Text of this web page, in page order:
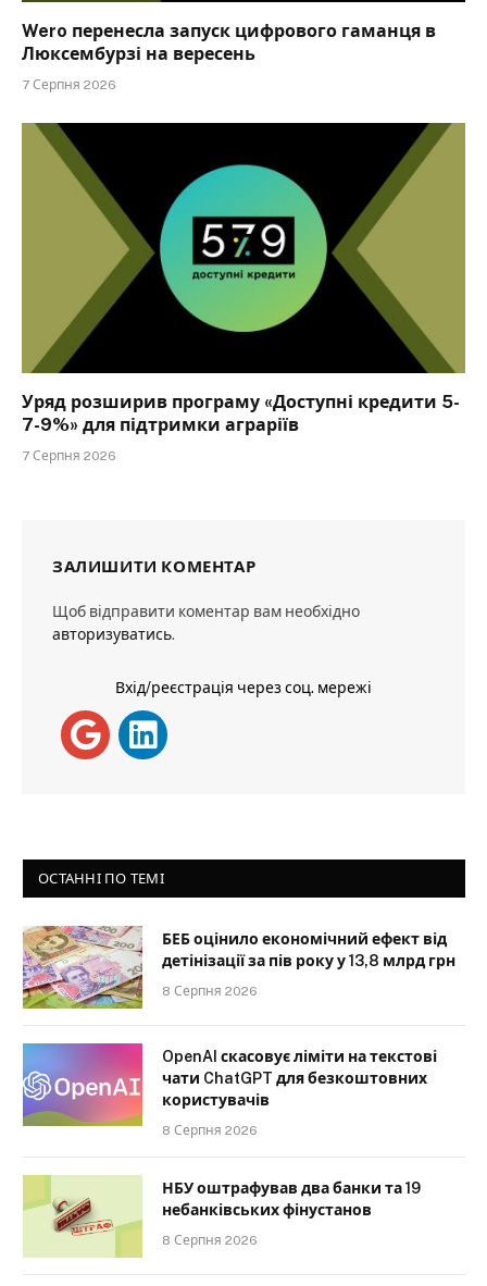
Wero перенесла запуск цифрового гаманця в
Люксембурзі на вересень
7 Серпня 2026
Уряд розширив програму «Доступні кредити 5-
7-9%» для підтримки аграріїв
7 Серпня 2026
ЗАЛИШИТИ КОМЕНТАР
Щоб відправити коментар вам необхідно
авторизуватись.
Вхід/реєстрація через соц. мережі
ОСТАННІ ПО ТЕМІ
БЕБ оцінило економічний ефект від
детінізації за пів року у 13,8 млрд грн
8 Серпня 2026
OpenAI скасовує ліміти на текстові
чати ChatGPT для безкоштовних
користувачів
8 Серпня 2026
НБУ оштрафував два банки та 19
небанківських фінустанов
8 Серпня 2026